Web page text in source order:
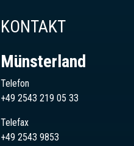
KONTAKT
Münsterland
Telefon
+49 2543 219 05 33
Telefax
+49 2543 9853